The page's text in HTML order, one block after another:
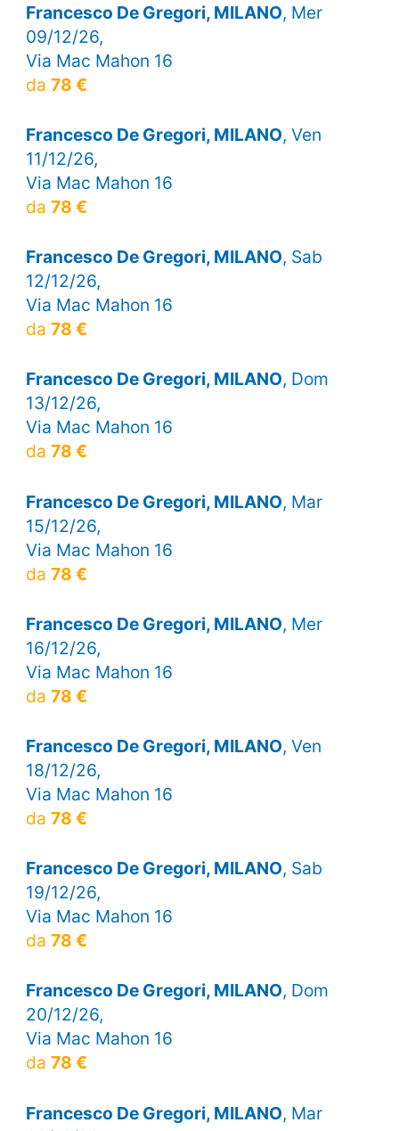
Francesco De Gregori, MILANO, Mer
09/12/26,
Via Mac Mahon 16
da 78 €
Francesco De Gregori, MILANO, Ven
11/12/26,
Via Mac Mahon 16
da 78 €
Francesco De Gregori, MILANO, Sab
12/12/26,
Via Mac Mahon 16
da 78 €
Francesco De Gregori, MILANO, Dom
13/12/26,
Via Mac Mahon 16
da 78 €
Francesco De Gregori, MILANO, Mar
15/12/26,
Via Mac Mahon 16
da 78 €
Francesco De Gregori, MILANO, Mer
16/12/26,
Via Mac Mahon 16
da 78 €
Francesco De Gregori, MILANO, Ven
18/12/26,
Via Mac Mahon 16
da 78 €
Francesco De Gregori, MILANO, Sab
19/12/26,
Via Mac Mahon 16
da 78 €
Francesco De Gregori, MILANO, Dom
20/12/26,
Via Mac Mahon 16
da 78 €
Francesco De Gregori, MILANO, Mar